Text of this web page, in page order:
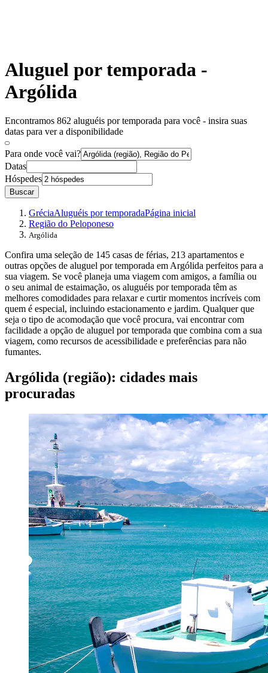
Aluguel por temporada -
Argólida
Encontramos 862 aluguéis por temporada para você - insira suas
datas para ver a disponibilidade
Para onde você vai?
Datas
Hóspedes
Buscar
GréciaAluguéis por temporadaPágina inicial
Região do Peloponeso
Argólida
Confira uma seleção de 145 casas de férias, 213 apartamentos e
outras opções de aluguel por temporada em Argólida perfeitos para a
sua viagem. Se você planeja uma viagem com amigos, a família ou
o seu animal de estaimação, os aluguéis por temporada têm as
melhores comodidades para relaxar e curtir momentos incríveis com
quem é especial, incluindo estacionamento e jardim. Qualquer que
seja o tipo de acomodação que você procura, vai encontrar com
facilidade a opção de aluguel por temporada que combina com a sua
viagem, como recursos de acessibilidade e preferências para não
fumantes.
Argólida (região): cidades mais
procuradas